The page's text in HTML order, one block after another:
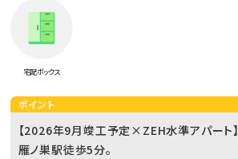
宅配ボックス
ポイント
【2026年9月竣工予定×ZEH水準アパート】
雁ノ巣駅徒歩5分。